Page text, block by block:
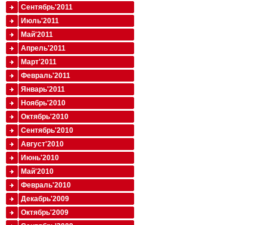
Сентябрь'2011
Июль'2011
Май'2011
Апрель'2011
Март'2011
Февраль'2011
Январь'2011
Ноябрь'2010
Октябрь'2010
Сентябрь'2010
Август'2010
Июнь'2010
Май'2010
Февраль'2010
Декабрь'2009
Октябрь'2009